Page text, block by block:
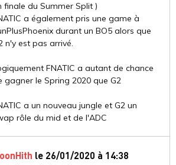
finale du Summer Split )
a également pris une game à
durant un BO5 alors que
n'y est pas arrivé.
FNATIC a autant de chance
gagner le Spring 2020 que G2
a un nouveau jungle et G2 un
rôle du mid et de l'ADC
le 26/01/2020 à 14:38